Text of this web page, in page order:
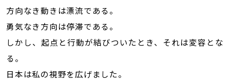
方向なき動きは漂流である。
勇気なき方向は停滞である。
しかし、起点と行動が結びついたとき、それは変容とな
る。
日本は私の視野を広げました。